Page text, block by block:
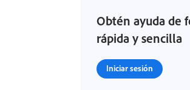
Obtén ayuda de
rápida y sencilla
Iniciar sesión